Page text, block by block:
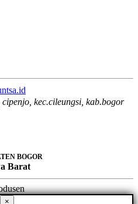
kec.cileungsi, kab.bogor
BOGOR
Barat
×